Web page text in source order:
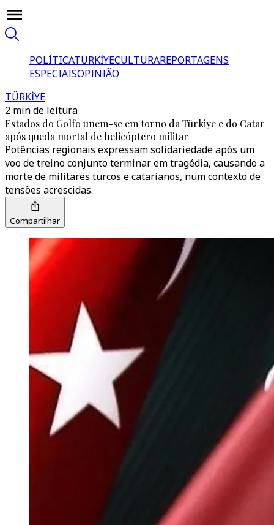
POLÍTICATÜRKİYECULTURAREPORTAGENS
ESPECIAISOPINIÃO
TÜRKİYE
2 min de leitura
Estados do Golfo unem-se em torno da Türkiye e do Catar
após queda mortal de helicóptero militar
Potências regionais expressam solidariedade após um
voo de treino conjunto terminar em tragédia, causando a
morte de militares turcos e catarianos, num contexto de
tensões acrescidas.
Compartilhar